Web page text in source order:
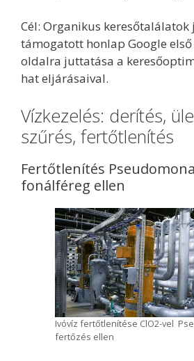
Cél: Organikus keresőtalálatok
támogatott honlap Google első
oldalra juttatása a
hat eljárásaival.
Vízkezelés: derítés,
szűrés, fertőtlenítés
Fertőtlenítés
fonálféreg ellen
Ivóvíz fertőtlenítése ClO2-vel
fertőzés ellen